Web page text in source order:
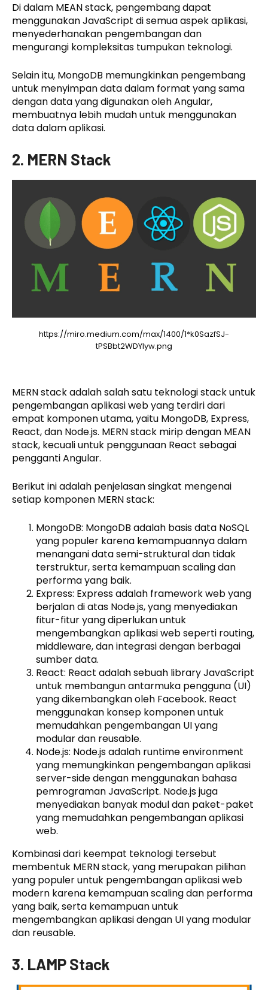
Di dalam MEAN stack, pengembang dapat
menggunakan JavaScript di semua aspek aplikasi,
menyederhanakan pengembangan dan
mengurangi kompleksitas tumpukan teknologi.
Selain itu, MongoDB memungkinkan pengembang
untuk menyimpan data dalam format yang sama
dengan data yang digunakan oleh Angular,
membuatnya lebih mudah untuk menggunakan
data dalam aplikasi.
2. MERN Stack
https://miro.medium.com/max/1400/1*k0SazfSJ-
tPSBbt2WDYIyw.png
MERN stack adalah salah satu teknologi stack untuk
pengembangan aplikasi web yang terdiri dari
empat komponen utama, yaitu MongoDB, Express,
React, dan Node.js. MERN stack mirip dengan MEAN
stack, kecuali untuk penggunaan React sebagai
pengganti Angular.
Berikut ini adalah penjelasan singkat mengenai
setiap komponen MERN stack:
MongoDB: MongoDB adalah basis data NoSQL
yang populer karena kemampuannya dalam
menangani data semi-struktural dan tidak
terstruktur, serta kemampuan scaling dan
performa yang baik.
Express: Express adalah framework web yang
berjalan di atas Node.js, yang menyediakan
fitur-fitur yang diperlukan untuk
mengembangkan aplikasi web seperti routing,
middleware, dan integrasi dengan berbagai
sumber data.
React: React adalah sebuah library JavaScript
untuk membangun antarmuka pengguna (UI)
yang dikembangkan oleh Facebook. React
menggunakan konsep komponen untuk
memudahkan pengembangan UI yang
modular dan reusable.
Node.js: Node.js adalah runtime environment
yang memungkinkan pengembangan aplikasi
server-side dengan menggunakan bahasa
pemrograman JavaScript. Node.js juga
menyediakan banyak modul dan paket-paket
yang memudahkan pengembangan aplikasi
web.
Kombinasi dari keempat teknologi tersebut
membentuk MERN stack, yang merupakan pilihan
yang populer untuk pengembangan aplikasi web
modern karena kemampuan scaling dan performa
yang baik, serta kemampuan untuk
mengembangkan aplikasi dengan UI yang modular
dan reusable.
3. LAMP Stack